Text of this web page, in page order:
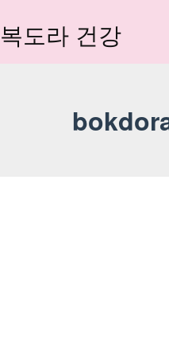
텐
복도라 건강